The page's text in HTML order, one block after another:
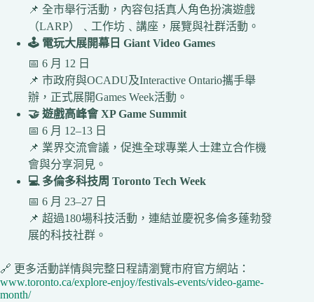
📌 全市舉行活動，內容包括真人角色扮演遊戲
（LARP）﹑工作坊﹑講座，展覽與社群活動。
🕹️ 電玩大展開幕日 Giant Video Games
📅 6 月 12 日
📌 市政府與OCADU及Interactive Ontario攜手舉
辦，正式展開Games Week活動。
🤝 遊戲高峰會 XP Game Summit
📅 6 月 12–13 日
📌 業界交流會議，促進全球專業人士建立合作機
會與分享洞見。
💻 多倫多科技周 Toronto Tech Week
📅 6 月 23–27 日
📌 超過180場科技活動，連結並慶祝多倫多蓬勃發
展的科技社群。
🔗 更多活動詳情與完整日程請瀏覽市府官方網站：
www.toronto.ca/explore-enjoy/festivals-events/video-game-
month/